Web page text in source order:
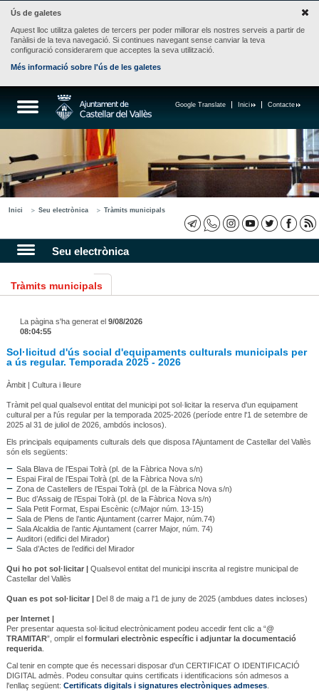
Ús de galetes
Aquest lloc utilitza galetes de tercers per poder millorar els nostres serveis a partir de
l'anàlisi de la teva navegació. Si continues navegant sense canviar la teva
configuració considerarem que acceptes la seva utilització.
Més informació sobre l'ús de les galetes
Contacte
Inici
Google Translate
Inici Seu electrònica Tràmits municipals
Seu electrònica
Tràmits municipals
La pàgina s'ha generat el 9/08/2026
08:04:55
Sol·licitud d'ús social d'equipaments culturals municipals per
a ús regular. Temporada 2025 - 2026
Àmbit | Cultura i lleure
Tràmit pel qual qualsevol entitat del municipi pot sol·licitar la reserva d'un equipament
cultural per a l'ús regular per la temporada 2025-2026 (període entre l'1 de setembre de
2025 al 31 de juliol de 2026, ambdós inclosos).
Els principals equipaments culturals dels que disposa l'Ajuntament de Castellar del Vallès
són els següents:
Sala Blava de l’Espai Tolrà (pl. de la Fàbrica Nova s/n)
Espai Firal de l’Espai Tolrà (pl. de la Fàbrica Nova s/n)
Zona de Castellers de l’Espai Tolrà (pl. de la Fàbrica Nova s/n)
Buc d’Assaig de l’Espai Tolrà (pl. de la Fàbrica Nova s/n)
Sala Petit Format, Espai Escènic (c/Major núm. 13-15)
Sala de Plens de l’antic Ajuntament (carrer Major, núm.74)
Sala Alcaldia de l’antic Ajuntament (carrer Major, núm. 74)
Auditori (edifici del Mirador)
Sala d’Actes de l’edifici del Mirador
Qui ho pot sol·licitar | Qualsevol entitat del municipi inscrita al registre municipal de
Castellar del Vallès
Quan es pot sol·licitar | Del 8 de maig a l'1 de juny de 2025 (ambdues dates incloses)
per Internet |
Per presentar aquesta sol·licitud electrònicament podeu accedir fent clic a “@
TRAMITAR”, omplir el formulari electrònic específic i adjuntar la documentació
requerida.
Cal tenir en compte que és necessari disposar d'un CERTIFICAT O IDENTIFICACIÓ
DIGITAL admès. Podeu consultar quins certificats i identificacions són admesos a
l'enllaç següent: Certificats digitals i signatures electròniques admeses.